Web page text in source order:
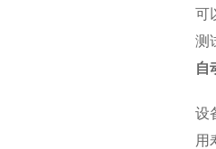
可
测
自
设
用